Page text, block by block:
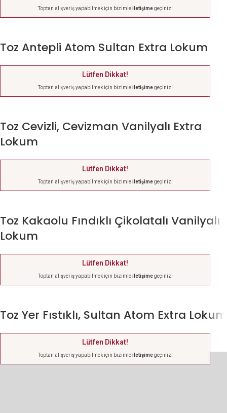
Toptan alışveriş yapabilmek için bizimleiletişimegeçiniz!
Toz Antepli Atom Sultan Extra Lokum
Lütfen Dikkat!
Toptan alışveriş yapabilmek için bizimleiletişimegeçiniz!
Toz Cevizli, Cevizman Vanilyalı Extra
Lokum
Lütfen Dikkat!
Toptan alışveriş yapabilmek için bizimleiletişimegeçiniz!
Toz Kakaolu Fındıklı Çikolatalı Vanilyalı
Lokum
Lütfen Dikkat!
Toptan alışveriş yapabilmek için bizimleiletişimegeçiniz!
Toz Yer Fıstıklı, Sultan Atom Extra Lokum
Lütfen Dikkat!
Toptan alışveriş yapabilmek için bizimleiletişimegeçiniz!